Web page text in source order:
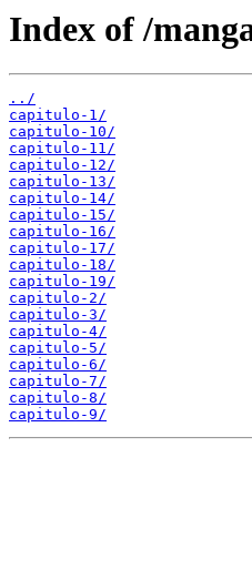
Index of /
../
capitulo-1/
capitulo-10/
capitulo-11/
capitulo-12/
capitulo-13/
capitulo-14/
capitulo-15/
capitulo-16/
capitulo-17/
capitulo-18/
capitulo-19/
capitulo-2/
capitulo-3/
capitulo-4/
capitulo-5/
capitulo-6/
capitulo-7/
capitulo-8/
capitulo-9/